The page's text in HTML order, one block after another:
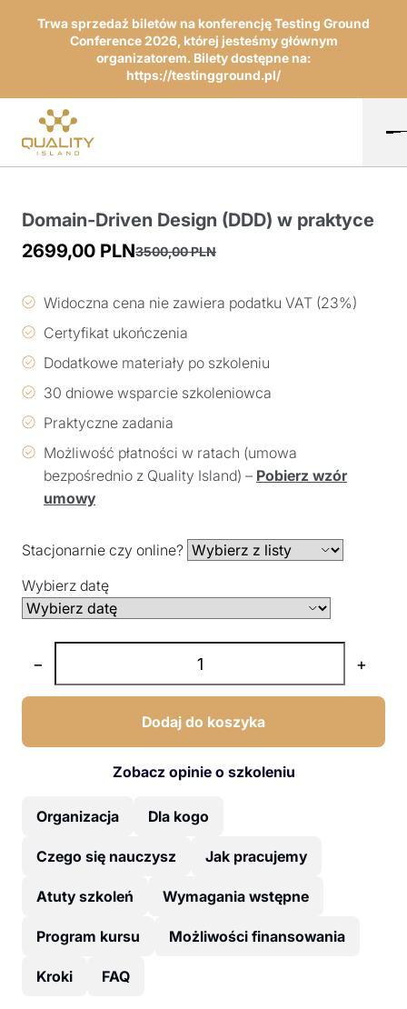
Trwa sprzedaż biletów na konferencję Testing Ground
Conference 2026, której jesteśmy głównym
organizatorem. Bilety dostępne na:
https://testingground.pl/
Domain-Driven Design (DDD) w praktyce
3500,00PLN
cena
3500,00 PLN.
2699,00 PLN
cena
2699,00 PLN.
Widoczna cena nie zawiera podatku VAT (23%)
Certyfikat ukończenia
Dodatkowe materiały po szkoleniu
30 dniowe wsparcie szkoleniowca
Praktyczne zadania
Możliwość płatności w ratach (umowa
bezpośrednio z Quality Island) – Pobierz wzór
umowy
Stacjonarnie czy online?
Wybierz datę
− +
Dodaj do koszyka
Zobacz opinie o szkoleniu
Organizacja Dla kogo
Czego się nauczysz Jak pracujemy
Atuty szkoleń Wymagania wstępne
Program kursu Możliwości finansowania
Kroki FAQ